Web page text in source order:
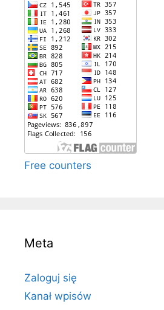
Free counters
Meta
Zaloguj się
Kanał wpisów